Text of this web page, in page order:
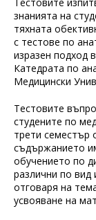
знанията на
тяхната
с тестове по
изразен подход
Катедрата по
Медицински
Тестовите
студените по
трети семестър
съдържанието
обучението по
различни по вид
отговаря на
усвояване на